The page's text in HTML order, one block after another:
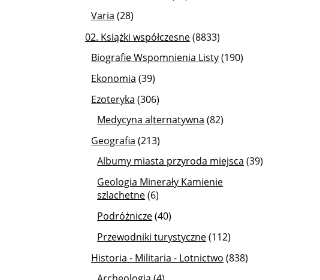
Varia (28)
02. Książki współczesne(8833)
Biografie Wspomnienia Listy(190)
Ekonomia (39)
Ezoteryka (306)
Medycyna alternatywna (82)
Geografia (213)
Albumy miasta przyroda miejsca (39)
Geologia Minerały Kamienie
szlachetne(6)
Podróżnicze(40)
Przewodniki turystyczne(112)
Historia - Militaria - Lotnictwo (838)